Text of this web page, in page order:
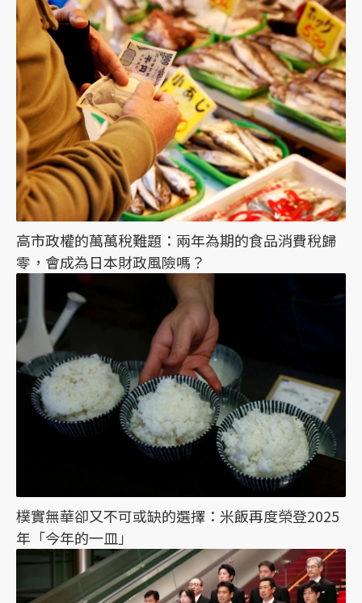
高市政權的萬萬稅難題：兩年為期的食品消費稅歸
零，會成為日本財政風險嗎？
樸實無華卻又不可或缺的選擇：米飯再度榮登2025
年「今年的一皿」